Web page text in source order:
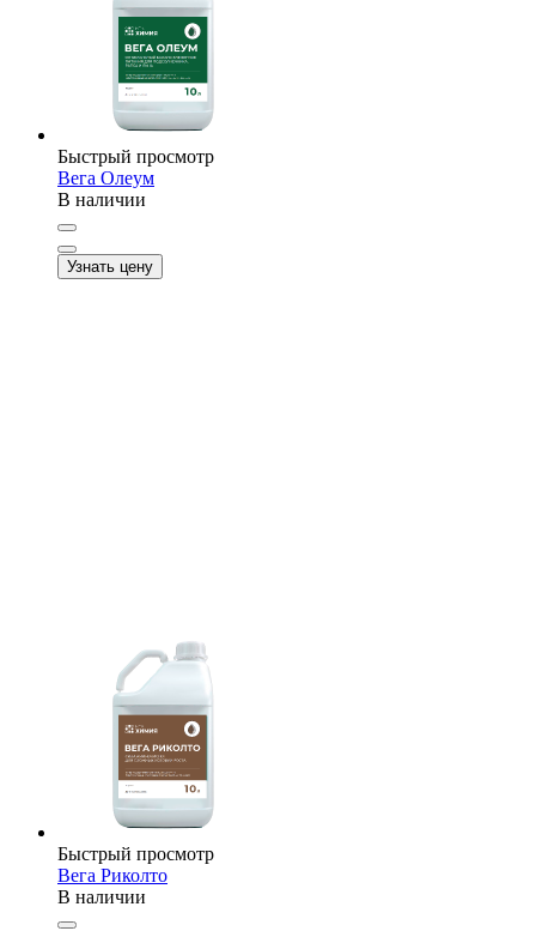
Быстрый просмотр
Вега Олеум
В наличии
Узнать цену
Быстрый просмотр
Вега Риколто
В наличии